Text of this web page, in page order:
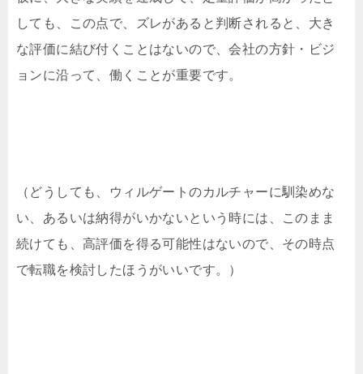
しても、この点で、ズレがあると判断されると、大き
な評価に結び付くことはないので、会社の方針・ビジ
ョンに沿って、働くことが重要です。
（どうしても、ウィルゲートのカルチャーに馴染めな
い、あるいは納得がいかないという時には、このまま
続けても、高評価を得る可能性はないので、その時点
で転職を検討したほうがいいです。）